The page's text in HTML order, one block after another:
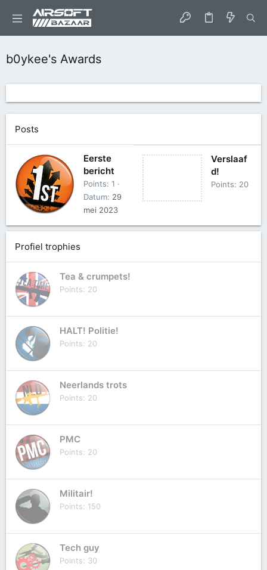
b0ykee's Awards
Posts
Eerste
bericht
Points 1
Datum 29
mei 2023
Verslaaf
d!
Points 20
Profiel trophies
Tea & crumpets!
Points 20
HALT! Politie!
Points 20
Neerlands trots
Points 20
PMC
Points 20
Militair!
Points 150
Tech guy
Points 30